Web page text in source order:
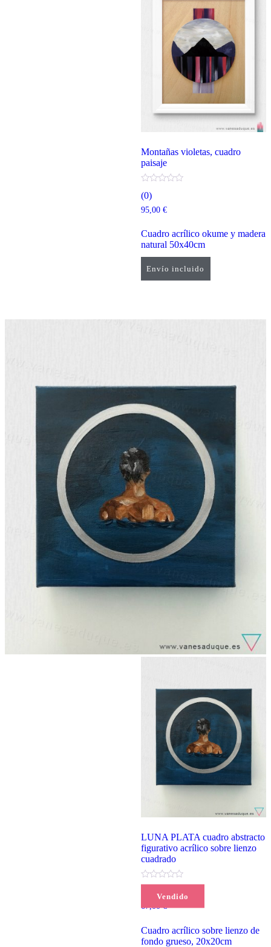
Envío incluido
Montañas violetas, cuadro
paisaje
(0)
95,00 €
Cuadro acrílico okume y madera
natural 50x40cm
Añadir al carrito
Vendido
LUNA PLATA cuadro abstracto
figurativo acrílico sobre lienzo
cuadrado
67,00€
Cuadro acrílico sobre lienzo de
fondo grueso, 20x20cm